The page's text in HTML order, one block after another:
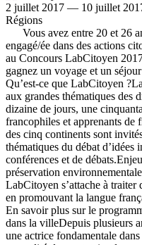
2 juillet 2017 — 10 juillet
Régions
Vous avez entre 20 et 26
engagé/ée dans des actions
au Concours LabCitoyen
gagnez un voyage et un
Qu’est-ce que LabCitoyen
aux grandes thématiques des
dizaine de jours, une
francophiles et apprenants de
des cinq continents sont
thématiques du débat d’idées
conférences et de
préservation
LabCitoyen s’attache à traiter
en promouvant la langue
En savoir plus sur le
dans la villeDepuis plusieurs
une actrice fondamentale